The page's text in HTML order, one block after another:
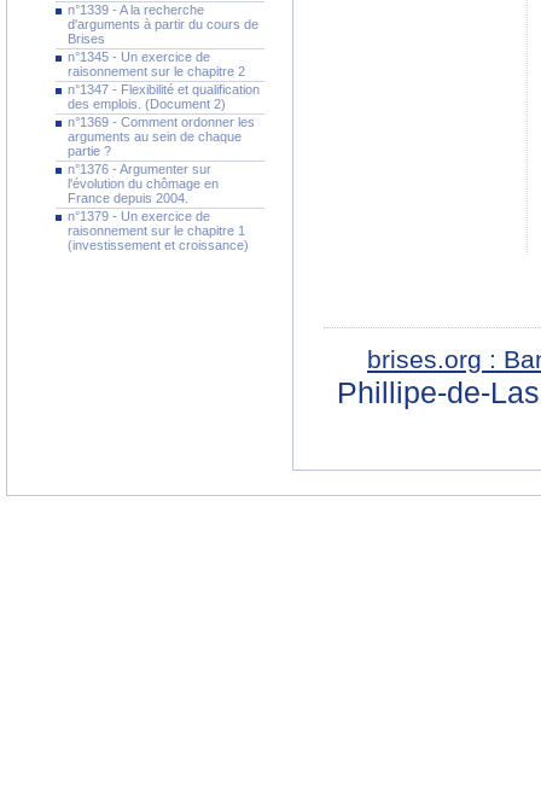
n°1339 - A la recherche
d'arguments à partir du cours de
Brises
n°1345 - Un exercice de
raisonnement sur le chapitre 2
n°1347 - Flexibilité et qualification
des emplois. (Document 2)
n°1369 - Comment ordonner les
arguments au sein de chaque
partie ?
n°1376 - Argumenter sur
l'évolution du chômage en
France depuis 2004.
n°1379 - Un exercice de
raisonnement sur le chapitre 1
(investissement et croissance)
brises.org :
Phillipe-de-